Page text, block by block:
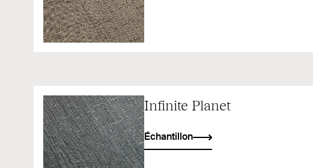
Infinite Planet
Échantillon